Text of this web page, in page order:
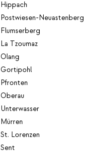
Hippach
Postwiesen-Neuastenberg
Flumserberg
La Tzoumaz
Olang
Gortipohl
Pfronten
Oberau
Unterwasser
Mürren
St. Lorenzen
Sent